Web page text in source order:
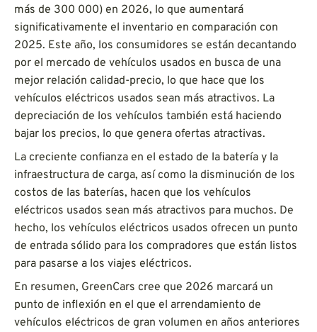
más de 300 000) en 2026, lo que aumentará
significativamente el inventario en comparación con
2025. Este año, los consumidores se están decantando
por el mercado de vehículos usados en busca de una
mejor relación calidad-precio, lo que hace que los
vehículos eléctricos usados sean más atractivos. La
depreciación de los vehículos también está haciendo
bajar los precios, lo que genera ofertas atractivas.
La creciente confianza en el estado de la batería y la
infraestructura de carga, así como la disminución de los
costos de las baterías, hacen que los vehículos
eléctricos usados sean más atractivos para muchos. De
hecho, los vehículos eléctricos usados ofrecen un punto
de entrada sólido para los compradores que están listos
para pasarse a los viajes eléctricos.
En resumen, GreenCars cree que 2026 marcará un
punto de inflexión en el que el arrendamiento de
vehículos eléctricos de gran volumen en años anteriores